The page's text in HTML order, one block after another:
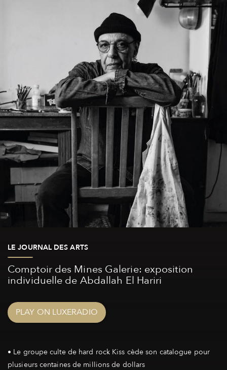
LE JOURNAL DES ARTS
Comptoir des Mines Galerie: exposition
individuelle de Abdallah El Hariri
PLAY ON LUXERADIO
• Le groupe culte de hard rock Kiss cède son catalogue pour
plusieurs centaines de millions de dollars